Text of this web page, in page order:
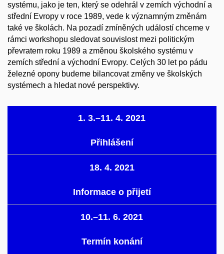
systému, jako je ten, který se odehrál v zemích východní a
střední Evropy v roce 1989, vede k významným změnám
také ve školách. Na pozadí zmíněných událostí chceme v
rámci workshopu sledovat souvislost mezi politickým
převratem roku 1989 a změnou školského systému v
zemích střední a východní Evropy. Celých 30 let po pádu
železné opony budeme bilancovat změny ve školských
systémech a hledat nové perspektivy.
1. 3.–11. 4. 2021
Přihlášení
18. 4. 2021
Informace o přijetí
10.–11. 6. 2021
Termín konání